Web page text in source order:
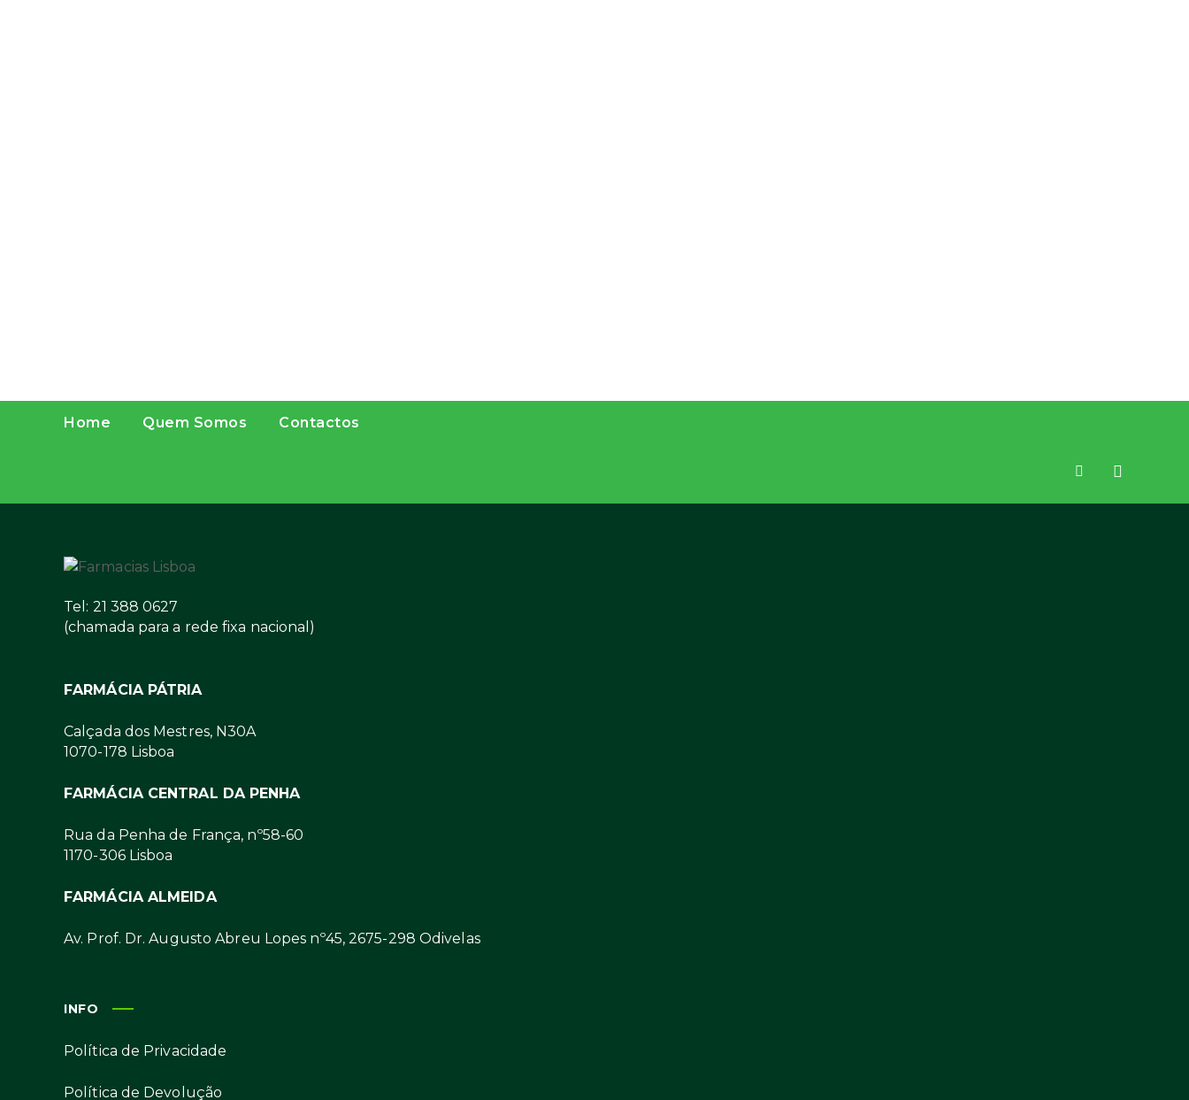
Home Quem Somos Contactos
Tel: 21 388 0627
(chamada para a rede fixa nacional)
FARMÁCIA PÁTRIA
Calçada dos Mestres, N30A
1070-178 Lisboa
FARMÁCIA CENTRAL DA PENHA
Rua da Penha de França, nº58-60
1170-306 Lisboa
FARMÁCIA ALMEIDA
Av. Prof. Dr. Augusto Abreu Lopes nº45, 2675-298 Odivelas
INFO
Política de Privacidade
Política de Devolução